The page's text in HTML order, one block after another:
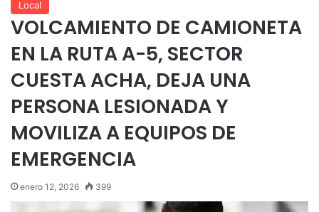
Local
VOLCAMIENTO DE CAMIONETA
EN LA RUTA A-5, SECTOR
CUESTA ACHA, DEJA UNA
PERSONA LESIONADA Y
MOVILIZA A EQUIPOS DE
EMERGENCIA
enero 12, 2026 399